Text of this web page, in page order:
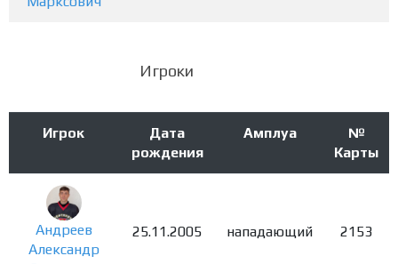
Игроки
Игрок
Дата
рождения
Амплуа
№
Карты
Андреев
Александр
25.11.2005 нападающий 2153